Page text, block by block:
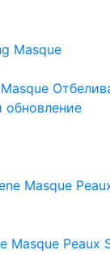
Masque Peaux